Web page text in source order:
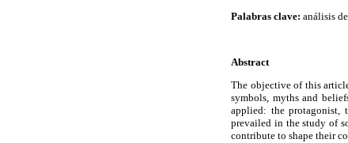
Palabras clave: análisis
Abstract
The objective of this
symbols, myths and
applied: the protagonist,
prevailed in the study of
contribute to shape their